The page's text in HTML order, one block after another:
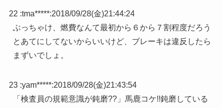
22 :tma*****:2018/09/28(金)21:44:24
ぶっちゃけ、燃費なんて最初から６から７割程度だろう
とあてにしてないからいいけど、ブレーキは違反したら
まずいでしょ。
23 :yam*****:2018/09/28(金)21:43:54
「検査員の規範意識が鈍磨??」馬鹿コケ!!鈍磨している